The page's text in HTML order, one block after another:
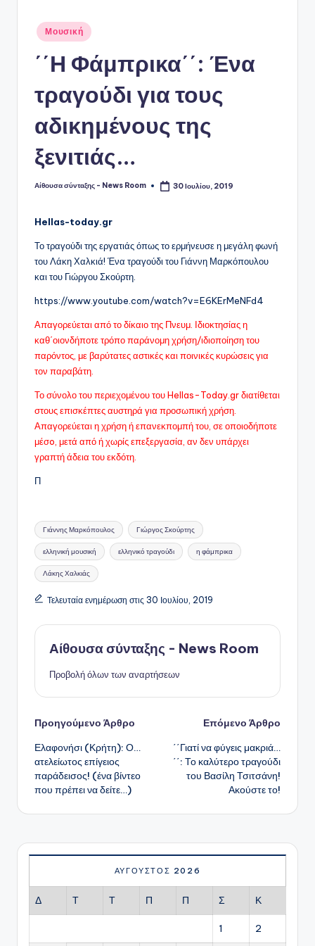
Αναρτήθηκε
σε
Μουσική
΄΄Η Φάμπρικα΄΄: Ένα
τραγούδι για τους
αδικημένους της
ξενιτιάς…
Συγγραφέας:
Αίθουσα σύνταξης - News Room 30 Ιουλίου, 2019
Hellas-today.gr
Το τραγούδι της εργατιάς όπως το ερμήνευσε η μεγάλη φωνή
του Λάκη Χαλκιά! Ένα τραγούδι του Γιάννη Μαρκόπουλου
και του Γιώργου Σκούρτη.
https://www.youtube.com/watch?v=E6KErMeNFd4
Απαγορεύεται από το δίκαιο της Πνευμ. Ιδιοκτησίας η
καθ΄οιονδήποτε τρόπο παράνομη χρήση/ιδιοποίηση του
παρόντος, με βαρύτατες αστικές και ποινικές κυρώσεις για
τον παραβάτη.
Το σύνολο του περιεχομένου του Hellas-Today.gr διατίθεται
στους επισκέπτες αυστηρά για προσωπική χρήση.
Απαγορεύεται η χρήση ή επανεκπομπή του, σε οποιοδήποτε
μέσo, μετά από ή χωρίς επεξεργασία, αν δεν υπάρχει
γραπτή άδεια του εκδότη.
Π
Ετικέτες:
Γιάννης Μαρκόπουλος Γιώργος Σκούρτης
ελληνική μουσική ελληνικό τραγούδι η φάμπρικα
Λάκης Χαλκιάς
Τελευταία ενημέρωση στις 30 Ιουλίου, 2019
Αίθουσα σύνταξης - News Room
Προβολή όλων των αναρτήσεων
Πλοήγηση
δημοσιεύσεων
Προηγούμενο Άρθρο
Ελαφονήσι (Κρήτη): Ο…
ατελείωτος επίγειος
παράδεισος! (ένα βίντεο
που πρέπει να δείτε…)
Επόμενο Άρθρο
΄΄Γιατί να φύγεις μακριά…
΄΄: Το καλύτερο τραγούδι
του Βασίλη Τσιτσάνη!
Ακούστε το!
ΑΎΓΟΥΣΤΟΣ 2026
Δ Τ Τ Π Π Σ Κ
1 2